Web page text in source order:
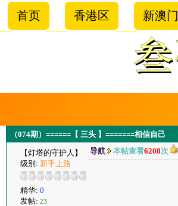
首页 香港区 新澳门
（074期）======【 三头 】=======相信自己
【灯塔的守护人】
级别: 新手上路
精华: 0
发帖: 23
导航 本帖查看6208次